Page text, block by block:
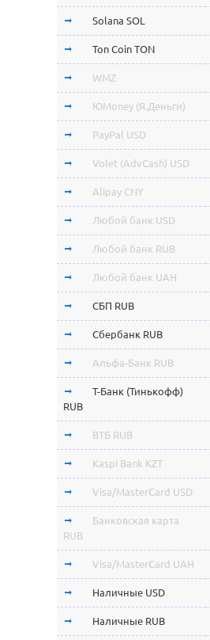
Solana SOL
Ton Coin TON
WMZ
ЮMoney (Я.Деньги)
PayPal USD
Volet (AdvCash) USD
Alipay CNY
Любой банк USD
Любой банк RUB
Любой банк UAH
СБП RUB
Сбербанк RUB
Альфа-Банк RUB
Т-Банк (Тинькофф)
RUB
ВТБ RUB
Kaspi Bank KZT
Visa/MasterCard USD
Банковская карта
RUB
Visa/MasterCard UAH
Наличные USD
Наличные RUB